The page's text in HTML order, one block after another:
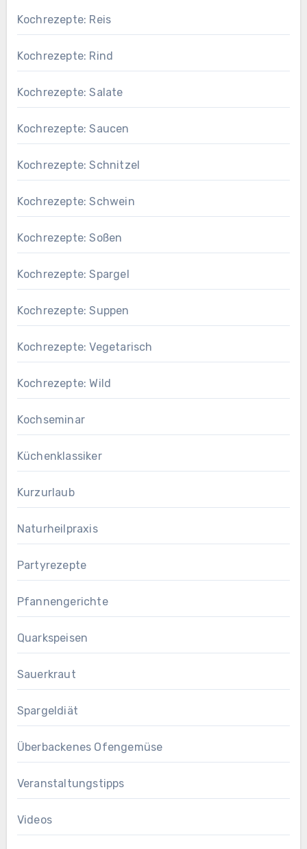
Kochrezepte: Reis
Kochrezepte: Rind
Kochrezepte: Salate
Kochrezepte: Saucen
Kochrezepte: Schnitzel
Kochrezepte: Schwein
Kochrezepte: Soßen
Kochrezepte: Spargel
Kochrezepte: Suppen
Kochrezepte: Vegetarisch
Kochrezepte: Wild
Kochseminar
Küchenklassiker
Kurzurlaub
Naturheilpraxis
Partyrezepte
Pfannengerichte
Quarkspeisen
Sauerkraut
Spargeldiät
Überbackenes Ofengemüse
Veranstaltungstipps
Videos